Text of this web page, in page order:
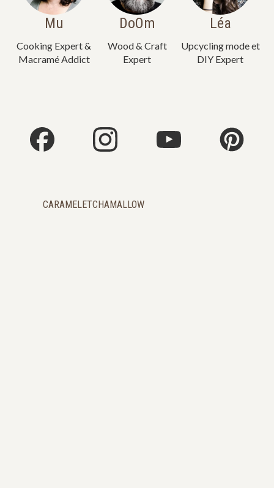
Mu
Cooking Expert &
Macramé Addict
DoOm
Wood & Craft
Expert
Léa
Upcycling mode et
DIY Expert
CARAMELETCHAMALLOW